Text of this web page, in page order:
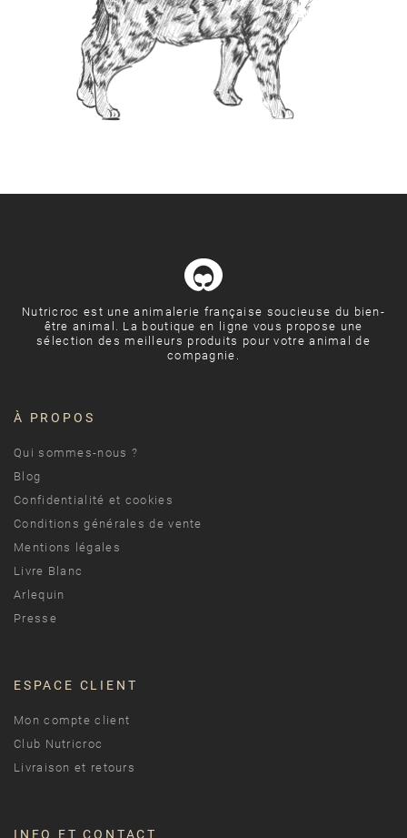
Nutricroc est une animalerie française soucieuse du bien-
être animal. La boutique en ligne vous propose une
sélection des meilleurs produits pour votre animal de
compagnie.
À PROPOS
Qui sommes-nous ?
Blog
Confidentialité et cookies
Conditions générales de vente
Mentions légales
Livre Blanc
Arlequin
Presse
ESPACE CLIENT
Mon compte client
Club Nutricroc
Livraison et retours
INFO ET CONTACT